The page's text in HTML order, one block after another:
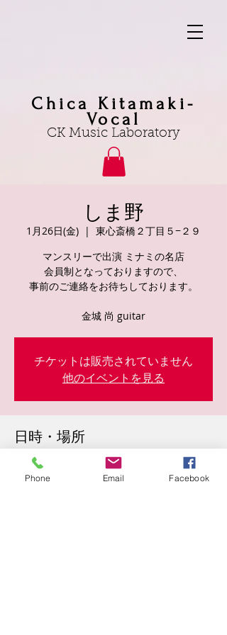
Chica Kitamaki-
Vocal
CK Music Laboratory
しま野
1月26日(金)
  |
東心斎橋２丁目５−２９
マンスリーで出演 ミナミの名店
会員制となっておりますので、
事前のご連絡をお待ちしております。
金城 尚 guitar
チケットは販売されていません
他のイベントを見る
日時・場所
2024年1月26日 20:30
東心斎橋２丁目５−２９, 日本、〒542-0083
Phone Email Facebook